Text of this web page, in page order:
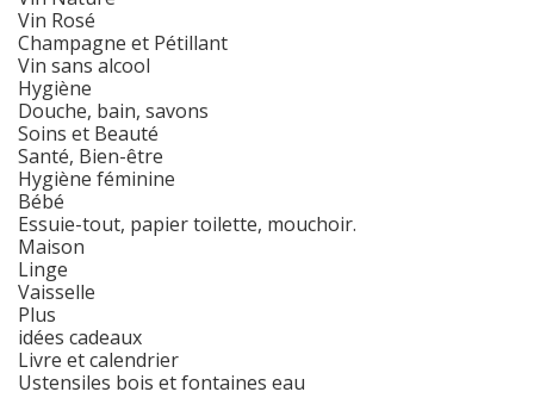
Vin Rosé
Champagne et Pétillant
Vin sans alcool
Hygiène
Douche, bain, savons
Soins et Beauté
Santé, Bien-être
Hygiène féminine
Bébé
Essuie-tout, papier toilette, mouchoir.
Maison
Linge
Vaisselle
Plus
idées cadeaux
Livre et calendrier
Ustensiles bois et fontaines eau